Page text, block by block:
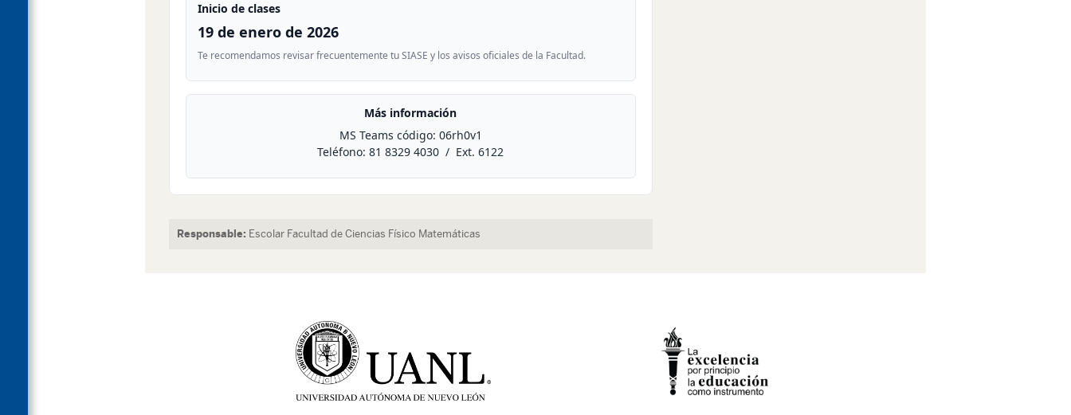
Inicio de clases
19 de enero de 2026
Te recomendamos revisar frecuentemente tu SIASE y los avisos oficiales de la Facultad.
Más información
MS Teams código: 06rh0v1
Teléfono: 81 8329 4030 / Ext. 6122
Responsable: Escolar Facultad de Ciencias Físico Matemáticas